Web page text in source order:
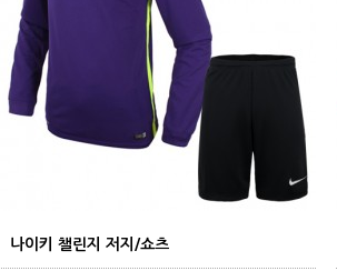
나이키 챌린지 저지/쇼츠